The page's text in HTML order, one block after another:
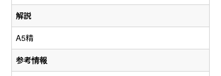
解説
A5精
参考情報